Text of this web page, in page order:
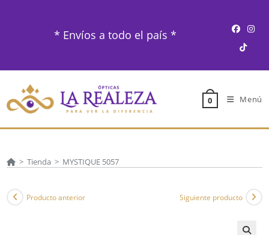
* Envíos a todo el país *
0 Menú
> Tienda > MYSTIQUE 5057
Producto anterior Siguiente producto